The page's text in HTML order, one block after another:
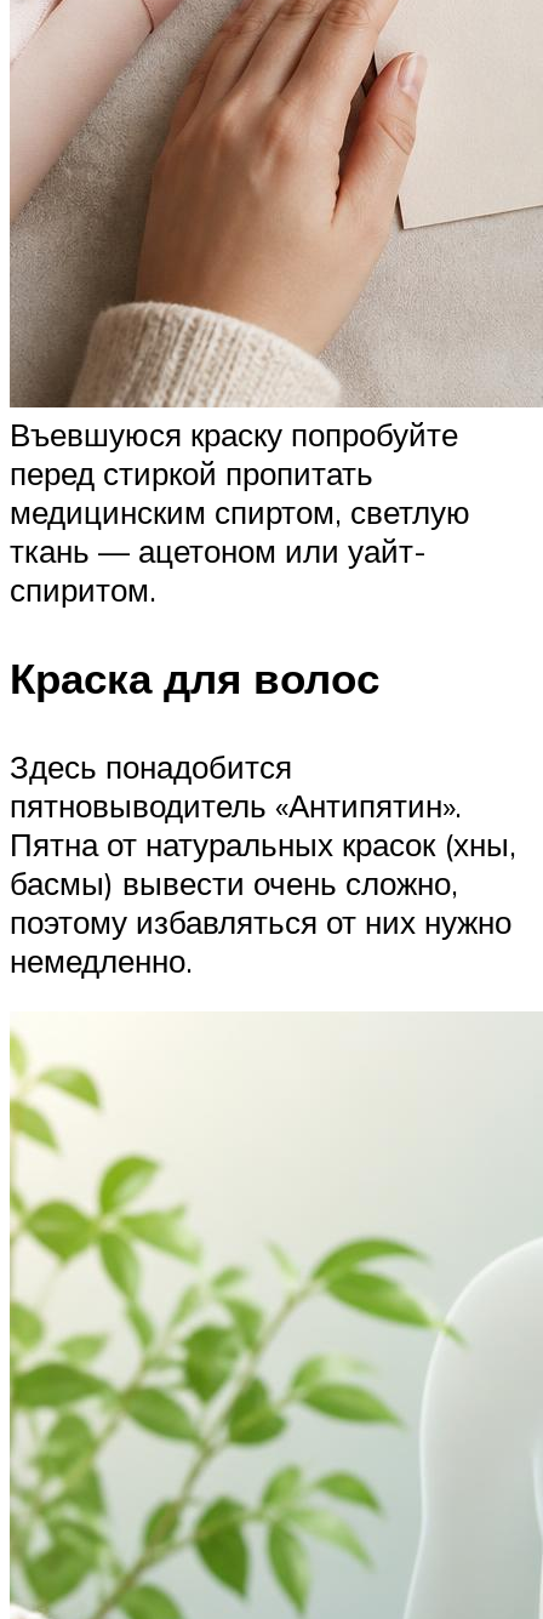
Въевшуюся краску попробуйте
перед стиркой пропитать
медицинским спиртом, светлую
ткань — ацетоном или уайт-
спиритом.
Краска для волос
Здесь понадобится
пятновыводитель «Антипятин».
Пятна от натуральных красок (хны,
басмы) вывести очень сложно,
поэтому избавляться от них нужно
немедленно.